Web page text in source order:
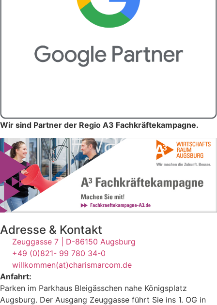
Wir sind Partner der Regio A3 Fachkräftekampagne.
Adresse & Kontakt
Zeuggasse 7 | D-86150 Augsburg
+49 (0)821- 99 780 34-0
willkommen(at)charismarcom.de
Anfahrt:
Parken im Parkhaus Bleigässchen nahe Königsplatz
Augsburg. Der Ausgang Zeuggasse führt Sie ins 1. OG in